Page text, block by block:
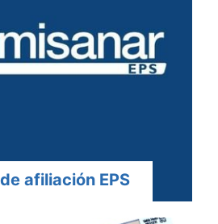
afiliación EPS